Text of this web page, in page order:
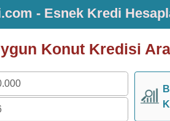
- Esnek Kredi
Konut Kredisi